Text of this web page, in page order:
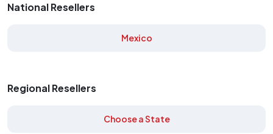
National Resellers
Mexico
Regional Resellers
Choose a State